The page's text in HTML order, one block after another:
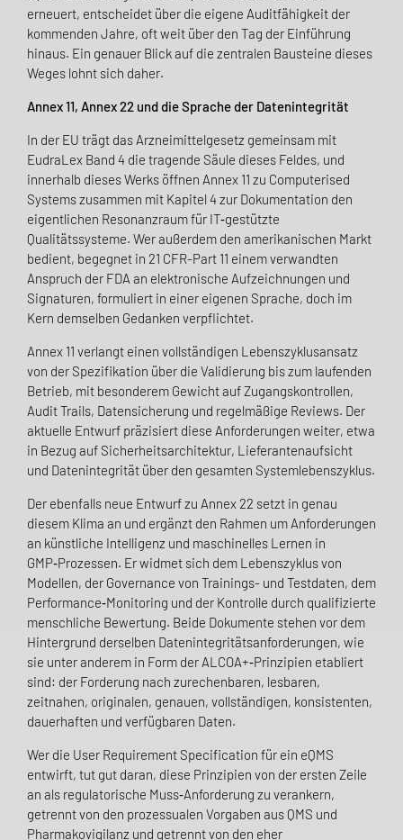
erneuert, entscheidet über die eigene Auditfähigkeit der
kommenden Jahre, oft weit über den Tag der Einführung
hinaus. Ein genauer Blick auf die zentralen Bausteine dieses
Weges lohnt sich daher.
Annex 11, Annex 22 und die Sprache der Datenintegrität
In der EU trägt das Arzneimittelgesetz gemeinsam mit
EudraLex Band 4 die tragende Säule dieses Feldes, und
innerhalb dieses Werks öffnen Annex 11 zu Computerised
Systems zusammen mit Kapitel 4 zur Dokumentation den
eigentlichen Resonanzraum für IT‑gestützte
Qualitätssysteme. Wer außerdem den amerikanischen Markt
bedient, begegnet in 21 CFR-Part 11 einem verwandten
Anspruch der FDA an elektronische Aufzeichnungen und
Signaturen, formuliert in einer eigenen Sprache, doch im
Kern demselben Gedanken verpflichtet.
Annex 11 verlangt einen vollständigen Lebenszyklusansatz
von der Spezifikation über die Validierung bis zum laufenden
Betrieb, mit besonderem Gewicht auf Zugangskontrollen,
Audit Trails, Datensicherung und regelmäßige Reviews. Der
aktuelle Entwurf präzisiert diese Anforderungen weiter, etwa
in Bezug auf Sicherheitsarchitektur, Lieferantenaufsicht
und Datenintegrität über den gesamten Systemlebenszyklus.
Der ebenfalls neue Entwurf zu Annex 22 setzt in genau
diesem Klima an und ergänzt den Rahmen um Anforderungen
an künstliche Intelligenz und maschinelles Lernen in
GMP‑Prozessen. Er widmet sich dem Lebenszyklus von
Modellen, der Governance von Trainings- und Testdaten, dem
Performance‑Monitoring und der Kontrolle durch qualifizierte
menschliche Bewertung. Beide Dokumente stehen vor dem
Hintergrund derselben Datenintegritätsanforderungen, wie
sie unter anderem in Form der ALCOA+‑Prinzipien etabliert
sind: der Forderung nach zurechenbaren, lesbaren,
zeitnahen, originalen, genauen, vollständigen, konsistenten,
dauerhaften und verfügbaren Daten.
Wer die User Requirement Specification für ein eQMS
entwirft, tut gut daran, diese Prinzipien von der ersten Zeile
an als regulatorische Muss‑Anforderung zu verankern,
getrennt von den prozessualen Vorgaben aus QMS und
Pharmakovigilanz und getrennt von den eher